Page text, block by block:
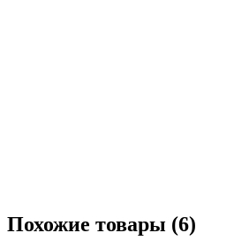
Похожие товары (6)